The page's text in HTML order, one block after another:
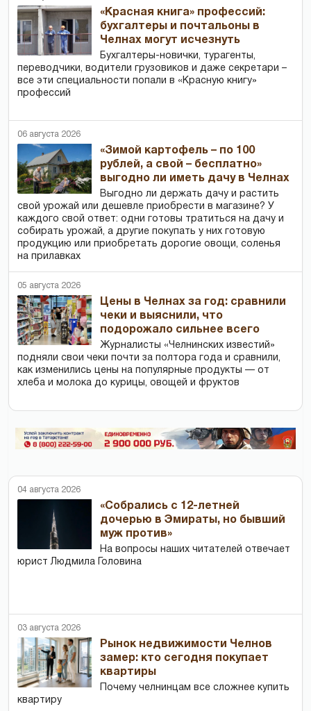
«Красная книга» профессий:
бухгалтеры и почтальоны в
Челнах могут исчезнуть
Бухгалтеры-новички, тур­агенты,
переводчики, водители грузовиков и даже секретари –
все эти специальности попали в «Красную книгу»
профессий
06 августа 2026
«Зимой картофель – по 100
рублей, а свой – бесплатно»
выгодно ли иметь дачу в Челнах
Выгодно ли держать дачу и растить
свой урожай или дешевле приобрести в магазине? У
каждого свой ответ: одни готовы тратиться на дачу и
собирать урожай, а другие покупать у них готовую
продукцию или приобретать дорогие овощи, соленья
на прилавках
05 августа 2026
Цены в Челнах за год: сравнили
чеки и выяснили, что
подорожало сильнее всего
Журналисты «Челнинских известий»
подняли свои чеки почти за полтора года и сравнили,
как изменились цены на популярные продукты — от
хлеба и молока до курицы, овощей и фруктов
04 августа 2026
«Собрались с 12-летней
дочерью в Эмираты, но бывший
муж против»
На вопросы наших читателей отвечает
юрист Людмила Головина
03 августа 2026
Рынок недвижимости Челнов
замер: кто сегодня покупает
квартиры
Почему челнинцам все сложнее купить
квартиру